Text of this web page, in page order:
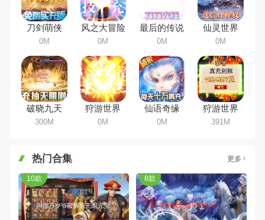
大家搜集整理了所以角色手机游戏
合集，欢迎大家前来选择下载体验
刀剑萌侠
0M
风之大冒险
0M
最后的传说
0M
仙灵世界
0M
破晓九天
300M
狩游世界
0M
仙语奇缘
0M
狩游世界
391M
热门合集 更多
10款 8款